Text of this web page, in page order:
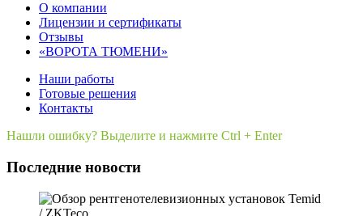
О компании
Лицензии и сертификаты
Отзывы
«ВОРОТА ТЮМЕНИ»
Наши работы
Готовые решения
Контакты
Нашли ошибку? Выделите и нажмите Ctrl + Enter
Последние новости